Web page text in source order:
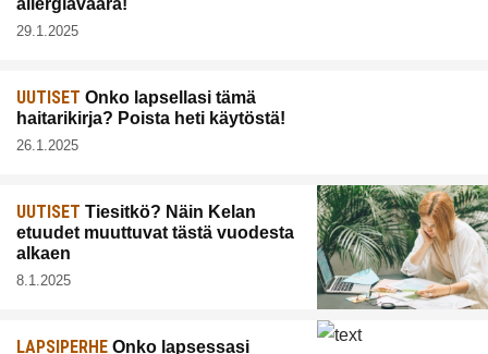
allergiavaara!
29.1.2025
UUTISET Onko lapsellasi tämä
haitarikirja? Poista heti käytöstä!
26.1.2025
UUTISET Tiesitkö? Näin Kelan
etuudet muuttuvat tästä vuodesta
alkaen
8.1.2025
LAPSIPERHE Onko lapsessasi